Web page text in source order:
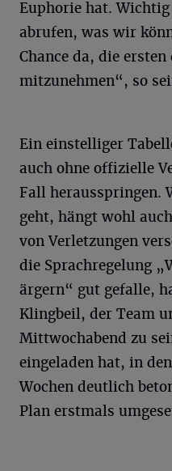
Euphorie hat.
abrufen, was wir
Chance da, die
mitzunehmen“, so
Ein einstelliger
auch ohne offizielle
Fall herausspringen.
geht, hängt wohl
von Verletzungen
die Sprachregelung
ärgern“ gut gefalle,
Klingbeil, der Team
Mittwochabend zu
eingeladen hat, in
Wochen deutlich
Plan erstmals